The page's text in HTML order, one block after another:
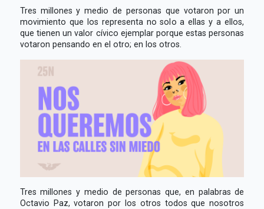
Tres millones y medio de personas que votaron por un
movimiento que los representa no solo a ellas y a ellos,
que tienen un valor cívico ejemplar porque estas personas
votaron pensando en el otro; en los otros.
Tres millones y medio de personas que, en palabras de
Octavio Paz, votaron por los otros todos que nosotros